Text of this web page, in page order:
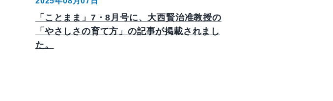
「ことまま」7・8月号に、大西賢治准教授の
「やさしさの育て方」の記事が掲載されまし
た。